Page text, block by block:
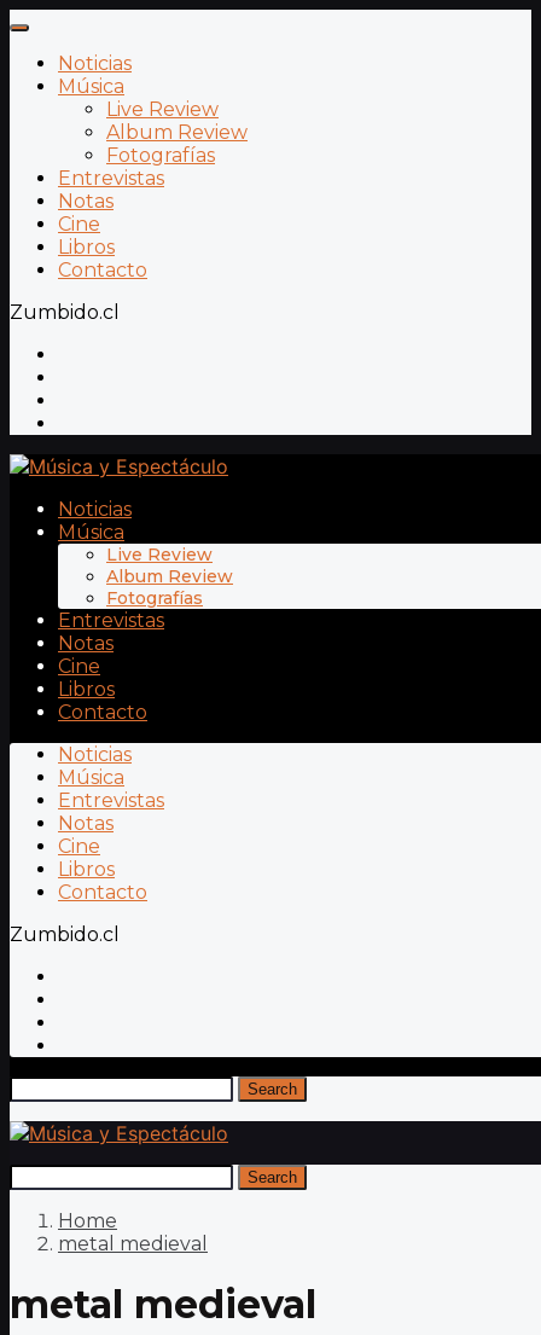
Noticias
Música
Live Review
Album Review
Fotografías
Entrevistas
Notas
Cine
Libros
Contacto
Zumbido.cl
Noticias
Música
Live Review
Album Review
Fotografías
Entrevistas
Notas
Cine
Libros
Contacto
Noticias
Música
Entrevistas
Notas
Cine
Libros
Contacto
Zumbido.cl
Search
Search
Home
metal medieval
metal medieval